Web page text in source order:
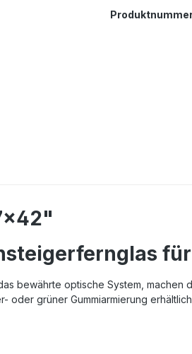
bewährte optische System, machen
oder grüner Gummiarmierung